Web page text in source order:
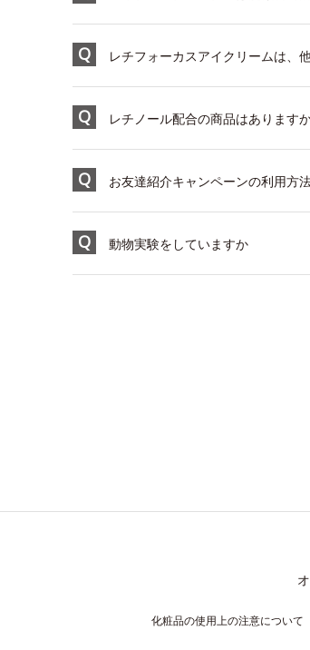
レチフォーカスアイクリームは、
レチノール配合の商品はあります
お友達紹介キャンペーンの利用方
動物実験をしていますか
化粧品の使用上の注意について